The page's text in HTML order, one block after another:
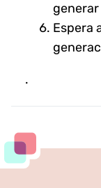
Espera
.